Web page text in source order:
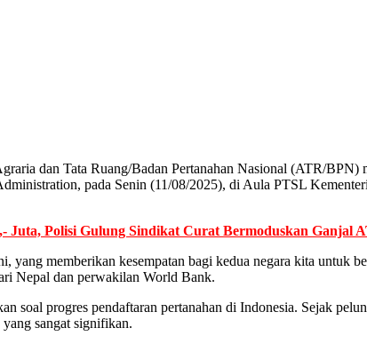
dan Tata Ruang/Badan Pertanahan Nasional (ATR/
pada Senin (11/08/2025), di Aula PTSL
Juta, Polisi Gulung Sindikat Curat Bermoduskan Ganjal
yang memberikan kesempatan bagi kedua negara kita untuk
Nepal dan perwakilan World Bank.
soal progres pendaftaran pertanahan di Indonesia. Sejak
sangat signifikan.